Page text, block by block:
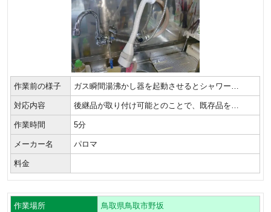
作業前の様子 ガス瞬間湯沸かし器を起動させるとシャワー…
対応内容 後継品が取り付け可能とのことで、既存品を…
作業時間 5分
メーカー名 パロマ
料金
作業場所 鳥取県鳥取市野坂